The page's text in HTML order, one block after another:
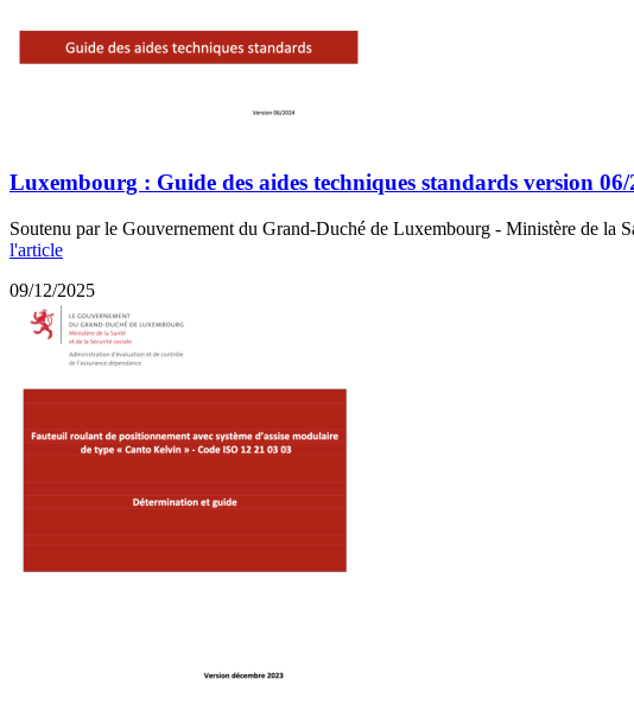
Luxembourg : Guide des aides techniques standards version 06/
Soutenu par le Gouvernement du Grand-Duché de Luxembourg - Ministère de la
l'article
09/12/2025